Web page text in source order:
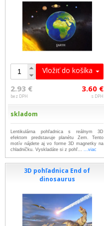
Vložiť do košíka
2.93 €
bez DPH
3.60 €
s DPH
skladom
Lentikulárna pohľadnica s reálnym 3D
efektom predstavuje planétu Zem. Tento
motív nájdete aj vo forme 3D magnetky na
chladničku. Vyskladáte si z pohľ... ...viac
3D pohľadnica End of
dinosaurus